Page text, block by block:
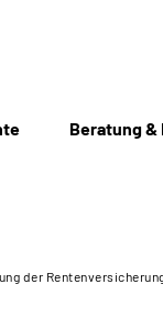
Beratung &
der